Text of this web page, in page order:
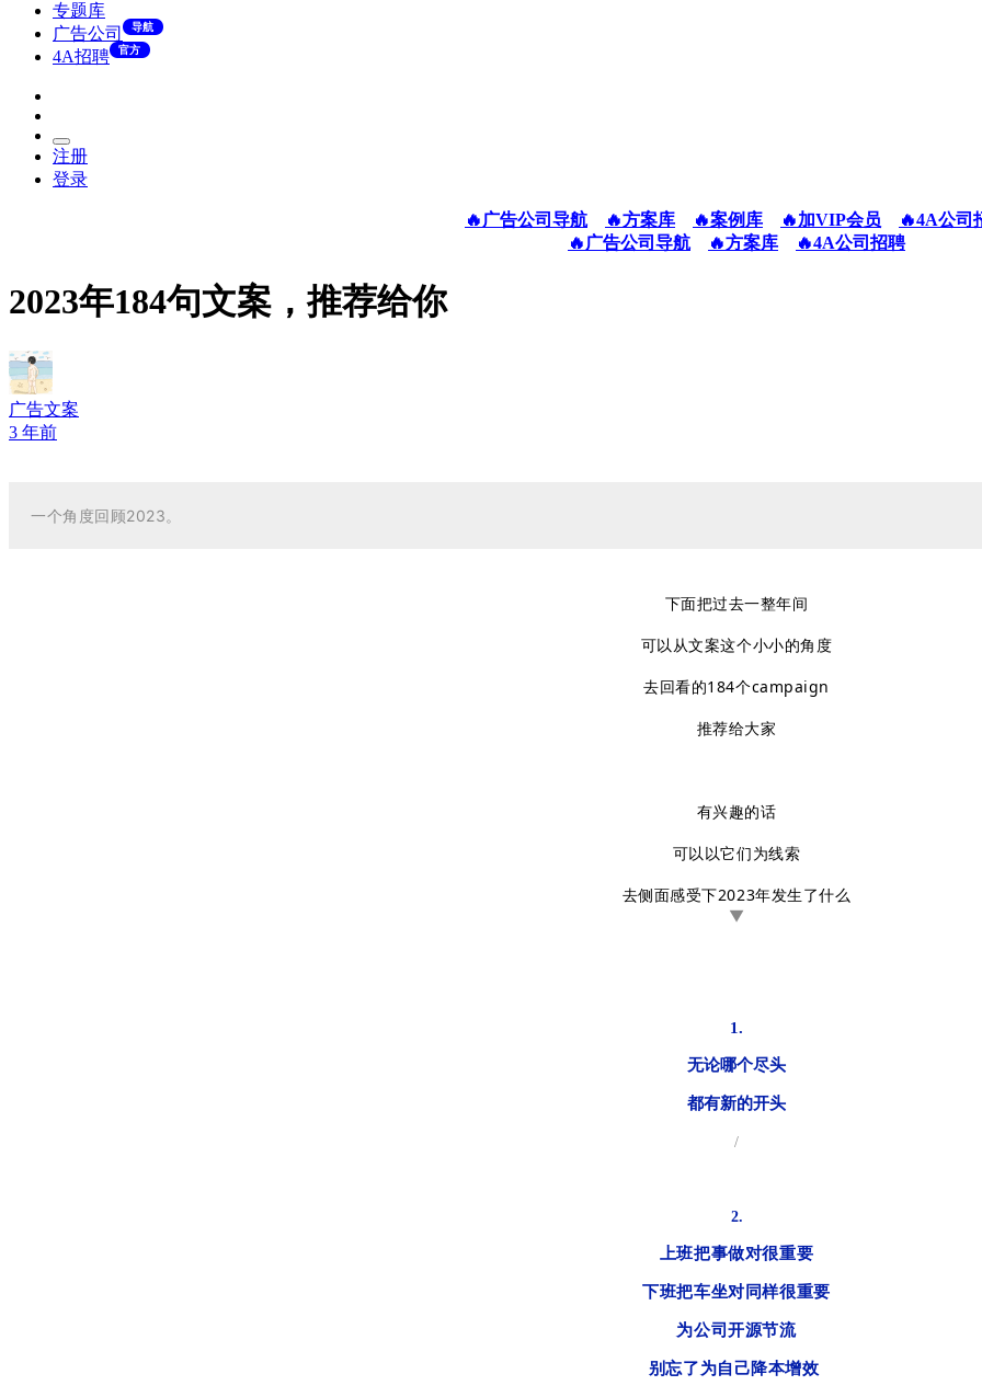
专题库
广告公司
导航
4A招聘 官方
注册
登录
🔥广告公司导航 🔥方案库 🔥案例库 🔥加VIP会员
🔥4A公司
🔥广告公司导航
🔥方案库 🔥4A公司招聘
2023年184句文案，推荐给你
广告文案
3 年前
一个角度回顾2023。
下面把过去一整年间
可以从文案这个小小的角度
去回看的184个campaign
推荐给大家
有兴趣的话
可以以它们为线索
去侧面感受下2023年发生了什么
▼
1.
无论哪个尽头
都有新的开头
/
2.
上班把事做对很重要
下班把车坐对同样很重要
为公司开源节流
别忘了为自己降本增效